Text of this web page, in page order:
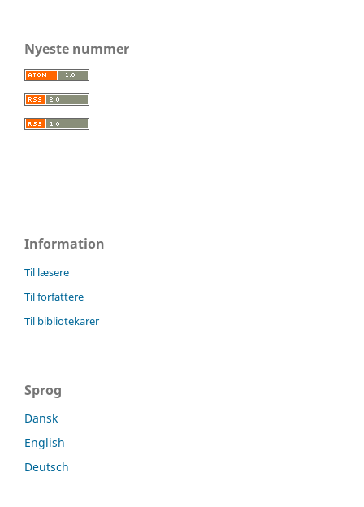
Nyeste nummer
Information
Til læsere
Til forfattere
Til bibliotekarer
Sprog
Dansk
English
Deutsch